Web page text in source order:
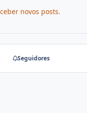
novos posts.
Seguidores